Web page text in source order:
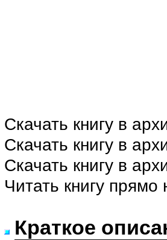
Скачать книгу в
Скачать книгу в
Скачать книгу в
Читать книгу
Краткое